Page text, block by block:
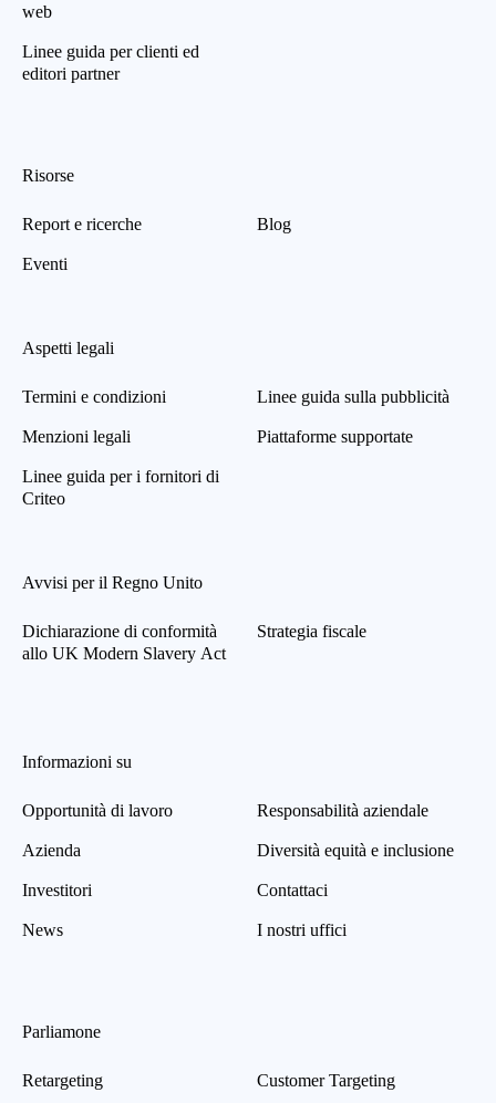
web
Linee guida per clienti ed
editori partner
Risorse
Report e ricerche
Eventi
Blog
Aspetti legali
Termini e condizioni
Menzioni legali
Linee guida per i fornitori di
Criteo
Linee guida sulla pubblicità
Piattaforme supportate
Avvisi per il Regno Unito
Dichiarazione di conformità
allo UK Modern Slavery Act
Strategia fiscale
Informazioni su
Opportunità di lavoro
Azienda
Investitori
News
Responsabilità aziendale
Diversità equità e inclusione
Contattaci
I nostri uffici
Parliamone
Retargeting Customer Targeting